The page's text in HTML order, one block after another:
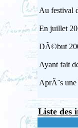
Au festival
En juillet
DÃ©but
Ayant fait
AprÃ¨s
Liste des